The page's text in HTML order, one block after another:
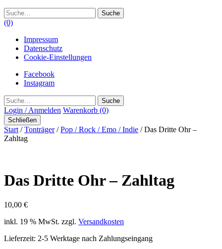
Suche
(0)
Impressum
Datenschutz
Cookie-Einstellungen
Facebook
Instagram
Suche
Login / Anmelden Warenkorb (0)
Schließen
Start /Tonträger/Pop / Rock / Emo / Indie / Das Dritte Ohr –
Zahltag
Das Dritte Ohr – Zahltag
10,00 €
inkl. 19 % MwSt. zzgl. Versandkosten
Lieferzeit: 2-5 Werktage nach Zahlungseingang